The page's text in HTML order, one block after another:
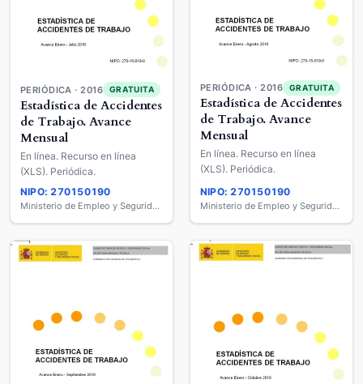
PERIÓDICA · 2016 GRATUITA
Estadística de Accidentes
de Trabajo. Avance
Mensual
En línea. Recurso en línea
(XLS). Periódica.
NIPO: 270150190
Ministerio de Empleo y Seguridad Social
PERIÓDICA · 2016 GRATUITA
Estadística de Accidentes
de Trabajo. Avance
Mensual
En línea. Recurso en línea
(XLS). Periódica.
NIPO: 270150190
Ministerio de Empleo y Seguridad Social